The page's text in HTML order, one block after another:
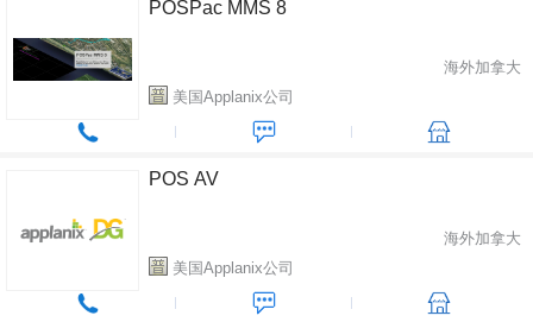
POSPac MMS 8
海外加拿大
美国Applanix公司
POS AV
海外加拿大
美国Applanix公司